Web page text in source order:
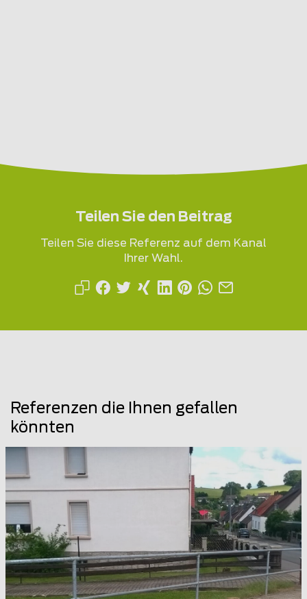
Teilen Sie den Beitrag
Teilen Sie diese Referenz auf dem Kanal
Ihrer Wahl.
Referenzen die Ihnen gefallen
könnten